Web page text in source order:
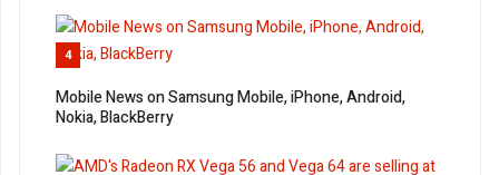
4
Mobile News on Samsung Mobile, iPhone, Android,
Nokia, BlackBerry